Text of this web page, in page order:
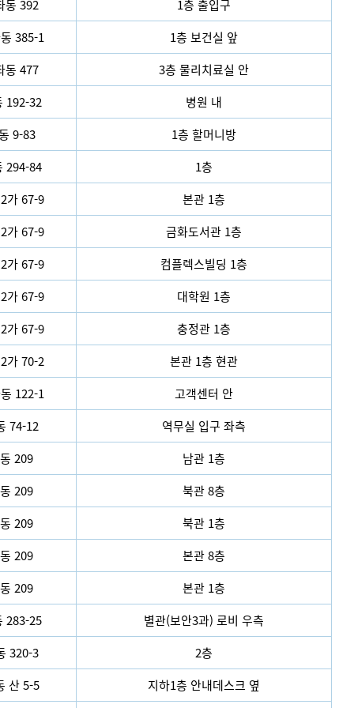
동 392
1층 출입구
385-1
1층 보건실 앞
동 477
3층 물리치료실 안
192-32
병원 내
9-83
1층 할머니방
294-84
1층
가 67-9
본관 1층
가 67-9
금화도서관 1층
가 67-9
컴플렉스빌딩 1층
가 67-9
대학원 1층
가 67-9
충정관 1층
가 70-2
본관 1층 현관
122-1
고객센터 안
74-12
역무실 입구 좌측
209
남관 1층
209
북관 8층
209
북관 1층
209
본관 8층
209
본관 1층
283-25
별관(보안3과) 로비 우측
320-3
2층
산 5-5
지하1층 안내데스크 옆